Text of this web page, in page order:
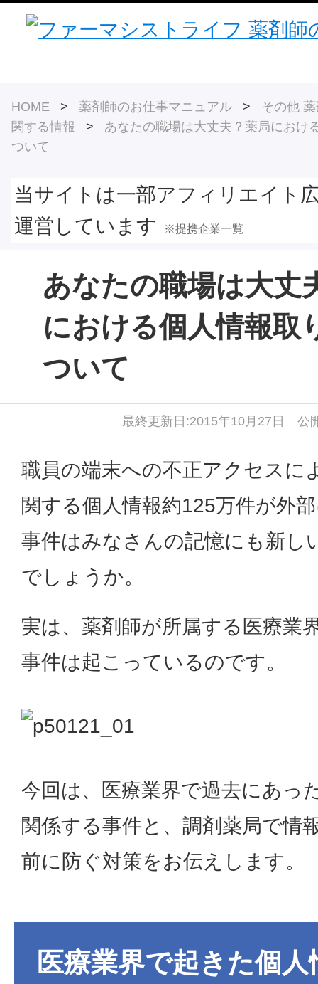
HOME > 薬剤師のお仕事マニュアル > その他
関する情報 > あなたの職場は大丈夫？薬局におけ
ついて
当サイトは一部アフィリエイト
運営しています
※提携企業一覧
あなたの職場は大丈
における個人情報取
ついて
最終更新日:2015年10月27日 公
職員の端末への不正アクセスに
関する個人情報約125万件が外
事件はみなさんの記憶にも新し
でしょうか。
実は、薬剤師が所属する医療業
事件は起こっているのです。
今回は、医療業界で過去にあっ
関係する事件と、調剤薬局で情
前に防ぐ対策をお伝えします。
医療業界で起きた個人